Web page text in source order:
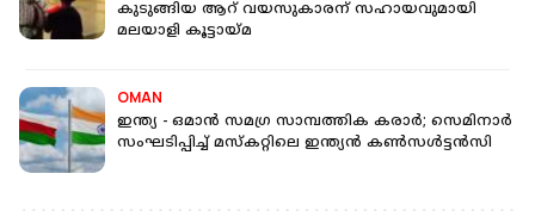
കുടുങ്ങിയ ആറ് വയസുകാരന് സഹായവുമായി
മലയാളി കൂട്ടായ്മ
OMAN
ഇന്ത്യ - ഒമാന്‍ സമഗ്ര സാമ്പത്തിക കരാർ; സെമിനാർ
സംഘടിപ്പിച്ച് മസ്കറ്റിലെ ഇന്ത്യൻ കൺസൾട്ടൻസി